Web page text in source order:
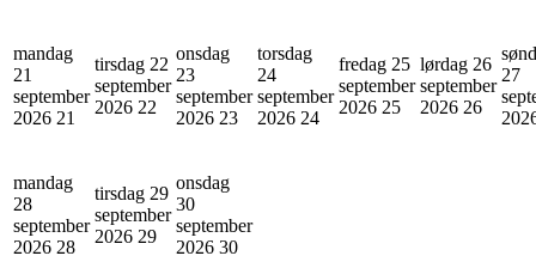
mandag
21
september
2026 21
tirsdag 22
september
2026 22
onsdag
23
september
2026 23
torsdag
24
september
2026 24
fredag 25
september
2026 25
lørdag 26
september
2026 26
27
mandag
28
september
2026 28
tirsdag 29
september
2026 29
onsdag
30
september
2026 30